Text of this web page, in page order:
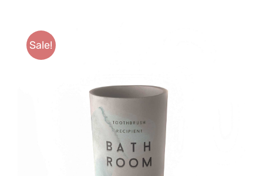
Sale!
SELECT OPTIONS